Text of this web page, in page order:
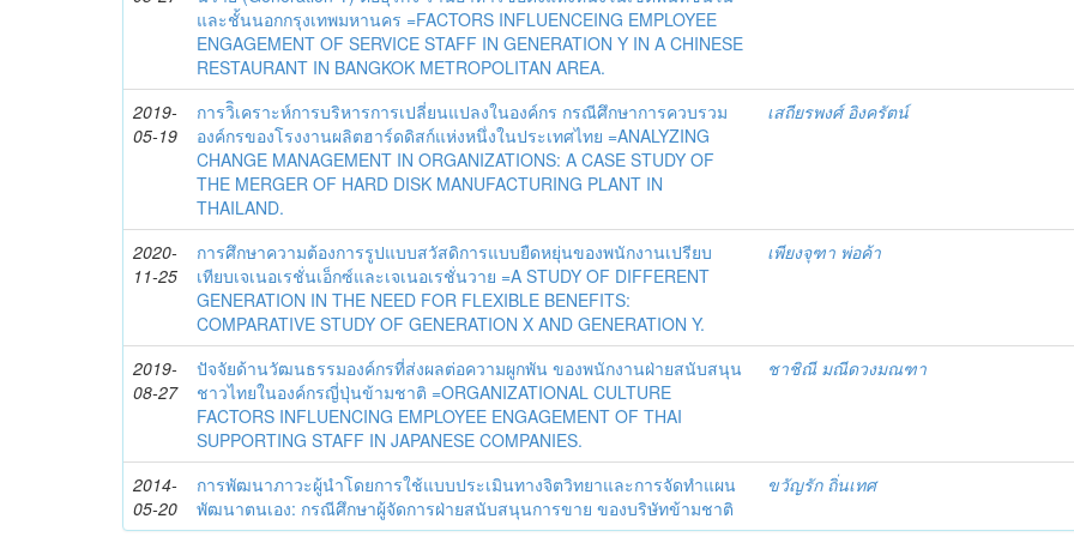
และชั้นนอกกรุงเทพมหานคร =FACTORS INFLUENCEING EMPLOYEE
ENGAGEMENT OF SERVICE STAFF IN GENERATION Y IN A CHINESE
RESTAURANT IN BANGKOK METROPOLITAN AREA.
2019-
05-19
การวิิเคราะห์การบริหารการเปลี่ยนแปลงในองค์กร กรณีศึกษาการควบรวม
องค์กรของโรงงานผลิตฮาร์ดดิสก์แห่งหนึ่งในประเทศไทย =ANALYZING
CHANGE MANAGEMENT IN ORGANIZATIONS: A CASE STUDY OF
THE MERGER OF HARD DISK MANUFACTURING PLANT IN
THAILAND.
เสถียรพงศ์ อิงครัตน์
2020-
11-25
การศึกษาความต้องการรูปแบบสวัสดิการแบบยืดหยุ่นของพนักงานเปรียบ
เทียบเจเนอเรชั่นเอ็กซ์และเจเนอเรชั่นวาย =A STUDY OF DIFFERENT
GENERATION IN THE NEED FOR FLEXIBLE BENEFITS:
COMPARATIVE STUDY OF GENERATION X AND GENERATION Y.
เพียงจุฑา พ่อค้า
2019-
08-27
ปัจจัยด้านวัฒนธรรมองค์กรที่ส่งผลต่อความผูกพัน ของพนักงานฝ่ายสนับสนุน
ชาวไทยในองค์กรญี่ปุ่นข้ามชาติ =ORGANIZATIONAL CULTURE
FACTORS INFLUENCING EMPLOYEE ENGAGEMENT OF THAI
SUPPORTING STAFF IN JAPANESE COMPANIES.
ชาชิณี มณีดวงมณฑา
2014-
05-20
การพัฒนาภาวะผู้นำโดยการใช้แบบประเมินทางจิตวิทยาและการจัดทำแผน
พัฒนาตนเอง: กรณีศึกษาผู้จัดการฝ่ายสนับสนุนการขาย ของบริษัทข้ามชาติ
ขวัญรัก ถิ่นเทศ